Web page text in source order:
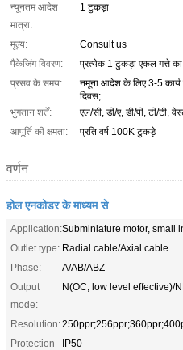
न्यूनतम आदेश
मात्रा:
1 टुकड़ा
मूल्य:
Consult us
पैकेजिंग विवरण:
प्रत्येक 1 टुकड़ा एकल गत्ते का
प्रसव के समय:
नमूना आदेश के लिए 3-5
दिवस;
भुगतान शर्तें:
एल/सी, डी/ए, डी/पी, टी/टी,
आपूर्ति की क्षमता:
प्रति वर्ष 100K टुकड़े
वर्णन
होल एनकोडर के माध्यम से
Application:Subminiature motor, small
Outlet type: Radial cable/Axial cable
Phase:
A/AB/ABZ
Output
mode:
N(OC, low level effective)/
Resolution:
Protection
IP50